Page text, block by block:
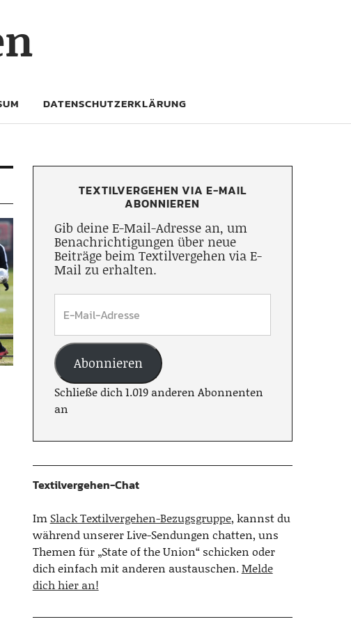
DATENSCHUTZERKLÄRUNG
TEXTILVERGEHEN VIA E-MAIL
ABONNIEREN
Gib deine E-Mail-Adresse an, um
Benachrichtigungen über neue
Beiträge beim Textilvergehen via E-
Mail zu erhalten.
Abonnieren
Schließe dich 1.019 anderen Abonnenten
an
Textilvergehen-Chat
Im Slack Textilvergehen-Bezugsgruppe, kannst du
während unserer Live-Sendungen chatten, uns
Themen für „State of the Union“ schicken oder
dich einfach mit anderen austauschen.Melde
dich hier an!